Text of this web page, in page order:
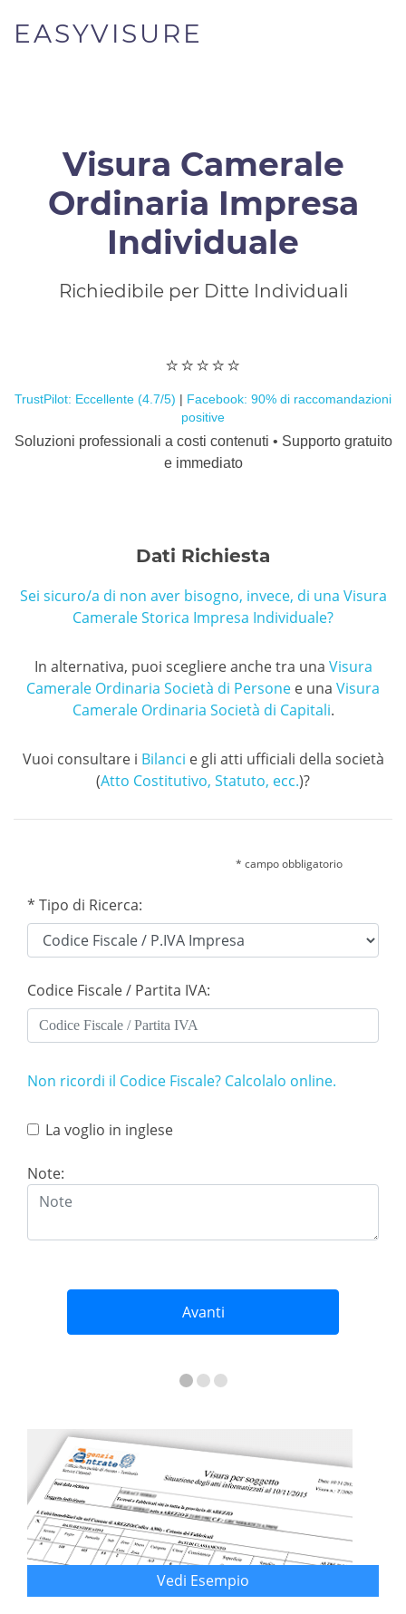
EASYVISURE
Visura Camerale
Ordinaria Impresa
Individuale
Richiedibile per Ditte Individuali
⭐️⭐️⭐️⭐️⭐️
TrustPilot: Eccellente (4.7/5) | Facebook: 90% di raccomandazioni
positive
Soluzioni professionali a costi contenuti • Supporto gratuito
e immediato
Dati Richiesta
Sei sicuro/a di non aver bisogno, invece, di una Visura
Camerale Storica Impresa Individuale?
In alternativa, puoi scegliere anche tra una Visura
Camerale Ordinaria Società di Persone e una Visura
Camerale Ordinaria Società di Capitali.
Vuoi consultare i Bilanci e gli atti ufficiali della società
(Atto Costitutivo, Statuto, ecc.)?
* campo obbligatorio
* Tipo di Ricerca:
Codice Fiscale / Partita IVA:
Non ricordi il Codice Fiscale? Calcolalo online.
La voglio in inglese
Note:
Avanti
Vedi Esempio